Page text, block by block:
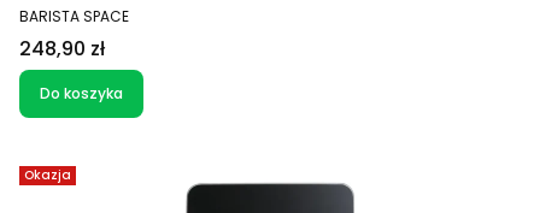
PRODUCENT
BARISTA SPACE
Cena
248,90 zł
Do koszyka
Okazja